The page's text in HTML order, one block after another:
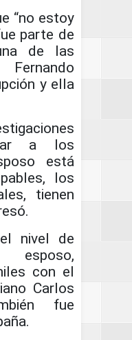
“no estoy
parte de
de las
y ella
a los
está
los
tienen
nivel de
con el
Carlos
fue